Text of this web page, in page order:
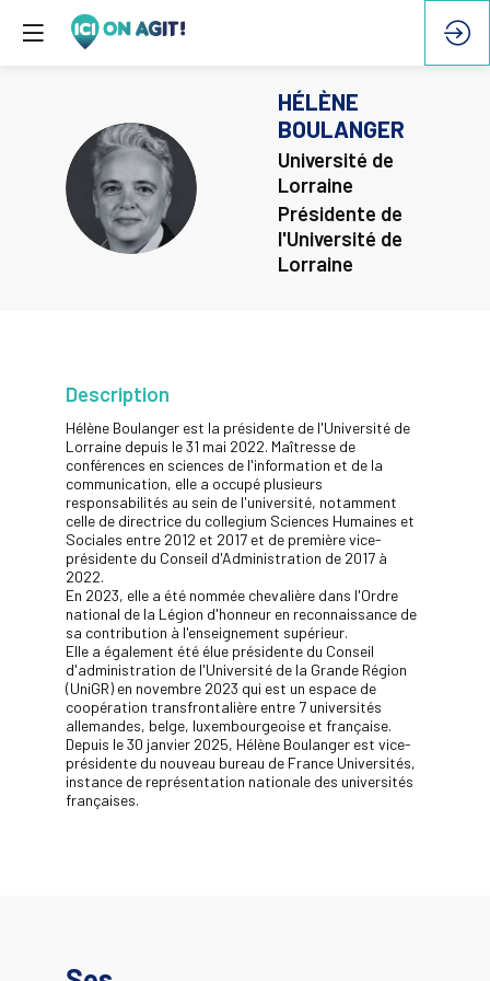
HB
HÉLÈNE
BOULANGER
Université de
Lorraine
Présidente de
l'Université de
Lorraine
Description
Hélène Boulanger est la présidente de l'Université de
Lorraine depuis le 31 mai 2022. Maîtresse de
conférences en sciences de l'information et de la
communication, elle a occupé plusieurs
responsabilités au sein de l'université, notamment
celle de directrice du collegium Sciences Humaines et
Sociales entre 2012 et 2017 et de première vice-
présidente du Conseil d'Administration de 2017 à
2022.
En 2023, elle a été nommée chevalière dans l'Ordre
national de la Légion d'honneur en reconnaissance de
sa contribution à l'enseignement supérieur.
Elle a également été élue présidente du Conseil
d'administration de l'Université de la Grande Région
(UniGR) en novembre 2023 qui est un espace de
coopération transfrontalière entre 7 universités
allemandes, belge, luxembourgeoise et française.
Depuis le 30 janvier 2025, Hélène Boulanger est vice-
présidente du nouveau bureau de France Universités,
instance de représentation nationale des universités
françaises.